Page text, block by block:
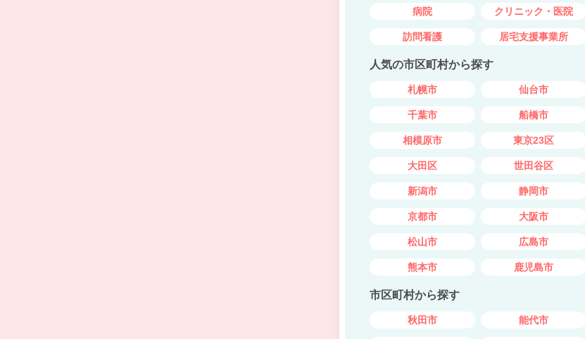
病院 クリニック・医院
訪問看護 居宅支援事業所
人気の市区町村から探す
札幌市 仙台市
千葉市 船橋市
相模原市 東京23区
大田区 世田谷区
新潟市 静岡市
京都市 大阪市
松山市 広島市
熊本市 鹿児島市
市区町村から探す
秋田市 能代市